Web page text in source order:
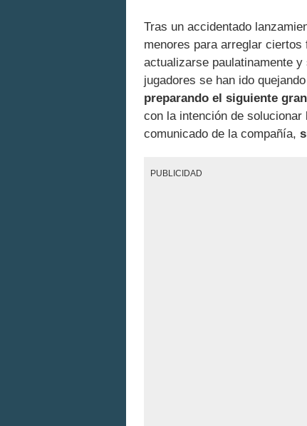
Tras un accidentado
menores para arreglar
actualizarse paulatinamente
jugadores se han ido
preparando el siguiente
con la intención de
comunicado de la compañía,
PUBLICIDAD